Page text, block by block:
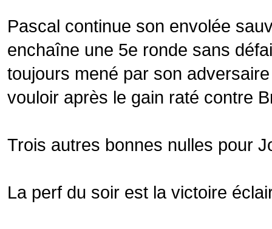
Pascal continue son envolée
enchaîne une 5e ronde sans
toujours mené par son
vouloir après le gain raté contre
Trois autres bonnes nulles pour
La perf du soir est la victoire